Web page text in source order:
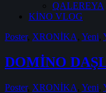
QALEREYA
KİNO VLOG
Poster, XRONİKA, Yeni,
DOMİNO
Poster, XRONİKA, Yeni,